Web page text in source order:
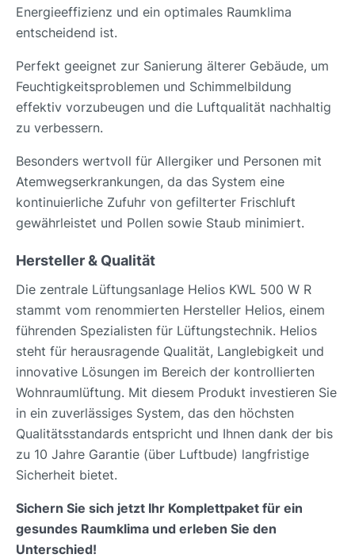
Energieeffizienz und ein optimales Raumklima
entscheidend ist.
Perfekt geeignet zur Sanierung älterer Gebäude, um
Feuchtigkeitsproblemen und Schimmelbildung
effektiv vorzubeugen und die Luftqualität nachhaltig
zu verbessern.
Besonders wertvoll für Allergiker und Personen mit
Atemwegserkrankungen, da das System eine
kontinuierliche Zufuhr von gefilterter Frischluft
gewährleistet und Pollen sowie Staub minimiert.
Hersteller & Qualität
Die zentrale Lüftungsanlage Helios KWL 500 W R
stammt vom renommierten Hersteller Helios, einem
führenden Spezialisten für Lüftungstechnik. Helios
steht für herausragende Qualität, Langlebigkeit und
innovative Lösungen im Bereich der kontrollierten
Wohnraumlüftung. Mit diesem Produkt investieren Sie
in ein zuverlässiges System, das den höchsten
Qualitätsstandards entspricht und Ihnen dank der bis
zu 10 Jahre Garantie (über Luftbude) langfristige
Sicherheit bietet.
Sichern Sie sich jetzt Ihr Komplettpaket für ein
gesundes Raumklima und erleben Sie den
Unterschied!